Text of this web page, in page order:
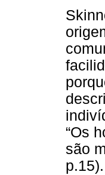
“Os
são
p.15).